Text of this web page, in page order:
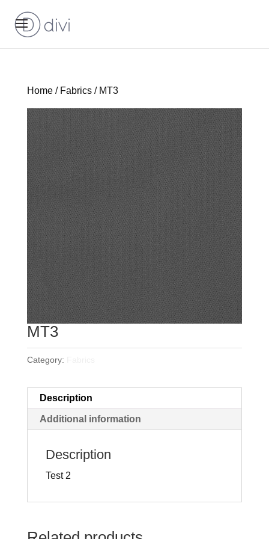
Home/ Fabrics/ MT3
MT3
Category:
Description
Additional information
Description
Test 2